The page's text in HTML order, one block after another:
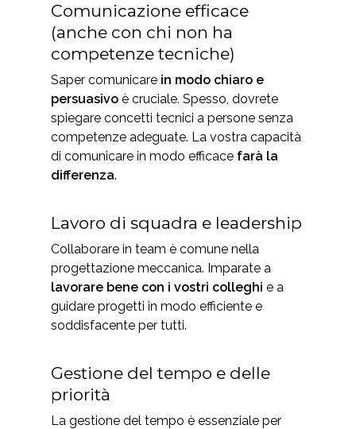
Comunicazione efficace
(anche con chi non ha
competenze tecniche)
Saper comunicare in modo chiaro e
persuasivo è cruciale. Spesso, dovrete
spiegare concetti tecnici a persone senza
competenze adeguate. La vostra capacità
di comunicare in modo efficace farà la
differenza.
Lavoro di squadra e leadership
Collaborare in team è comune nella
progettazione meccanica. Imparate a
lavorare bene con i vostri colleghi e a
guidare progetti in modo efficiente e
soddisfacente per tutti.
Gestione del tempo e delle
priorità
La gestione del tempo è essenziale per